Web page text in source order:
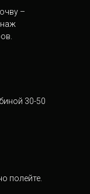
–
30-50
полейте.